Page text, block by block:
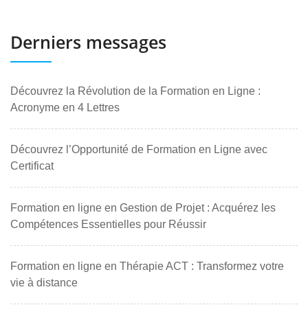
Derniers messages
Découvrez la Révolution de la Formation en Ligne :
Acronyme en 4 Lettres
Découvrez l’Opportunité de Formation en Ligne avec
Certificat
Formation en ligne en Gestion de Projet : Acquérez les
Compétences Essentielles pour Réussir
Formation en ligne en Thérapie ACT : Transformez votre
vie à distance